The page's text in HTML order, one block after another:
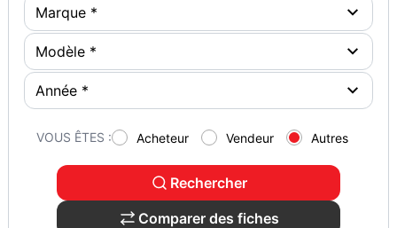
VOUS ÊTES : Acheteur Vendeur Autres
Rechercher
Comparer des fiches